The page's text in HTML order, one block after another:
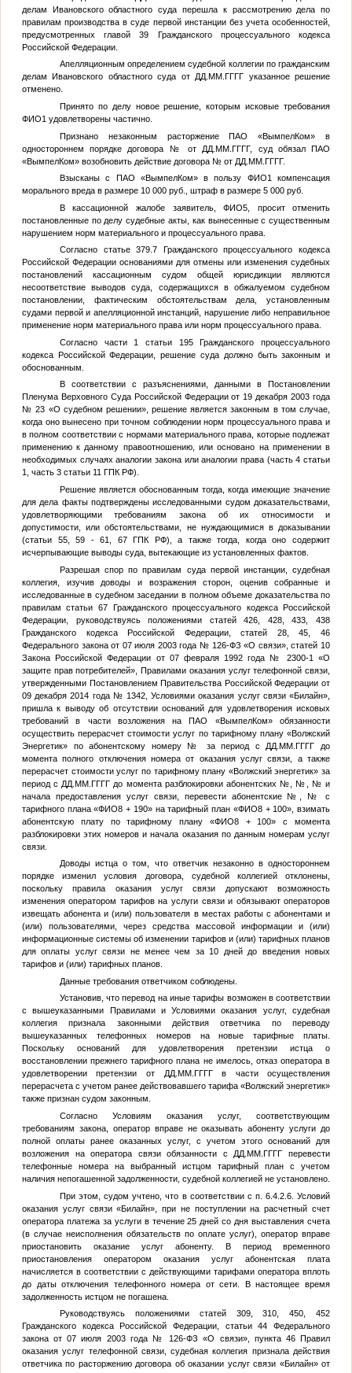
делам Ивановского областного суда перешла к рассмотрению дела по
правилам производства в суде первой инстанции без учета особенностей,
предусмотренных главой 39 Гражданского процессуального кодекса
Российской Федерации.
Апелляционным определением судебной коллегии по гражданским
делам Ивановского областного суда от ДД.ММ.ГГГГ указанное решение
отменено.
Принято по делу новое решение, которым исковые требования
ФИО1 удовлетворены частично.
Признано незаконным расторжение ПАО «ВымпелКом» в
одностороннем порядке договора
№ от ДД.ММ.ГГГГ, суд обязал ПAO
«ВымпелКом» возобновить действие договора №от ДД.ММ.ГГГГ.
Взысканы с ПАО «ВымпелКом» в пользу ФИО1
компенсация
морального вреда в размере 10 000 руб., штраф в размере 5 000 руб.
В кассационной жалобе заявитель,ФИО5 , просит отменить
постановленные по делу судебные акты, как вынесенные с существенным
нарушением норм материального и процессуального права.
Согласно статье 379.7 Гражданского процессуального кодекса
Российской Федерации основаниями для отмены или изменения судебных
постановлений кассационным судом общей юрисдикции являются
несоответствие выводов суда, содержащихся в обжалуемом судебном
постановлении, фактическим обстоятельствам дела, установленным
судами первой и апелляционной инстанций, нарушение либо неправильное
применение норм материального права или норм процессуального права.
Согласно части 1 статьи 195 Гражданского процессуального
кодекса Российской Федерации, решение суда должно быть законным и
обоснованным.
В соответствии с разъяснениями, данными в Постановлении
Пленума Верховного Суда Российской Федерации от 19 декабря 2003 года
№ 23 «О судебном решении», решение является законным в том случае,
когда оно вынесено при точном соблюдении норм процессуального права и
в полном соответствии с нормами материального права, которые подлежат
применению к данному правоотношению, или основано на применении в
необходимых случаях аналогии закона или аналогии права (часть 4 статьи
1, часть 3 статьи 11 ГПК РФ).
Решение является обоснованным тогда, когда имеющие значение
для дела факты подтверждены исследованными судом доказательствами,
удовлетворяющими требованиям закона об их относимости и
допустимости, или обстоятельствами, не нуждающимися в доказывании
(статьи 55, 59 - 61, 67 ГПК РФ), а также тогда, когда оно содержит
исчерпывающие выводы суда, вытекающие из установленных фактов.
Разрешая спор по правилам суда первой инстанции, судебная
коллегия, изучив доводы и возражения сторон, оценив собранные и
исследованные в судебном заседании в полном объеме доказательства по
правилам статьи 67 Гражданского процессуального кодекса Российской
Федерации, руководствуясь положениями статей 426, 428, 433, 438
Гражданского кодекса Российской Федерации, статей 28, 45, 46
Федерального закона от 07 июля 2003 года № 126-ФЗ «О связи», статей 10
Закона Российской Федерации от 07 февраля 1992 года № 2300-1 «О
защите прав потребителей», Правилами оказания услуг телефонной связи,
утвержденными Постановлением Правительства Российской Федерации от
09 декабря 2014 года № 1342, Условиями оказания услуг связи «Билайн»,
пришла к выводу об отсутствии оснований для удовлетворения исковых
требований в части возложения на ПАО «ВымпелКом» обязанности
осуществить перерасчет стоимости услуг по тарифному плану «Волжский
Энергетик» по абонентскому номеру № за период с ДД.ММ.ГГГГ до
момента полного отключения номера от оказания услуг связи, а также
перерасчет стоимости услуг по тарифному плану «Волжский энергетик» за
период с ДД.ММ.ГГГГ до момента разблокировки абонентских № № № и
начала предоставления услуг связи, перевести абонентские № №
с
тарифного плана «ФИО8 + 190» на тарифный план «ФИО8+ 100», взимать
абонентскую плату по тарифному плану «ФИО8+ 100» с момента
разблокировки этих номеров и начала оказания по данным номерам услуг
связи.
Доводы истца о том, что ответчик незаконно в одностороннем
порядке изменил условия договора, судебной коллегией отклонены,
поскольку правила оказания услуг связи допускают возможность
изменения оператором тарифов на услуги связи и обязывают операторов
извещать абонента и (или) пользователя в местах работы с абонентами и
(или) пользователями, через средства массовой информации и (или)
информационные системы об изменении тарифов и (или) тарифных планов
для оплаты услуг связи не менее чем за 10 дней до введения новых
тарифов и (или) тарифных планов.
Данные требования ответчиком соблюдены.
Установив, что перевод на иные тарифы возможен в соответствии
с вышеуказанными Правилами и Условиями оказания услуг, судебная
коллегия признала законными действия ответчика по переводу
вышеуказанных телефонных номеров на новые тарифные платы.
Поскольку оснований для удовлетворения претензии истца о
восстановлении прежнего тарифного плана не имелось, отказ оператора в
удовлетворении претензии от ДД.ММ.ГГГГв части осуществления
перерасчета с учетом ранее действовавшего тарифа «Волжский энергетик»
также признан судом законным.
Согласно Условиям оказания услуг, соответствующим
требованиям закона, оператор вправе не оказывать абоненту услуги до
полной оплаты ранее оказанных услуг, с учетом этого оснований для
возложения на оператора связи обязанности с ДД.ММ.ГГГГ перевести
телефонные номера на выбранный истцом тарифный план с учетом
наличия непогашенной задолженности, судебной коллегией не установлено.
При этом, судом учтено, что в соответствии с п. 6.4.2.6. Условий
оказания услуг связи «Билайн», при не поступлении на расчетный счет
оператора платежа за услуги в течение 25 дней со дня выставления счета
(в случае неисполнения обязательств по оплате услуг), оператор вправе
приостановить оказание услуг абоненту. В период временного
приостановления оператором оказания услуг абонентская плата
начисляется в соответствии с действующими тарифами оператора вплоть
до даты отключения телефонного номера от сети. В настоящее время
задолженность истцом не погашена.
Руководствуясь положениями статей 309, 310, 450, 452
Гражданского кодекса Российской Федерации, статьи 44 Федерального
закона от 07 июля 2003 года № 126-ФЗ «О связи», пункта 46 Правил
оказания услуг телефонной связи, судебная коллегия признала действия
ответчика по расторжению договора об оказании услуг связи «Билайн» от